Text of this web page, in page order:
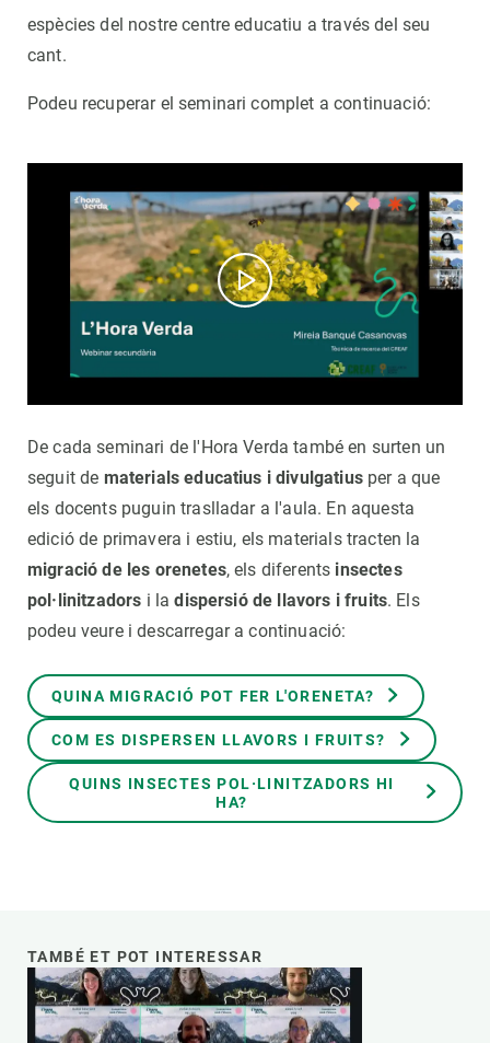
espècies del nostre centre educatiu a través del seu
cant.
Podeu recuperar el seminari complet a continuació:
De cada seminari de l'Hora Verda també en surten un
seguit de materials educatius i divulgatiusper a que
els docents puguin traslladar a l'aula. En aquesta
edició de primavera i estiu, els materials tracten la
migració de les orenetes, els diferents insectes
pol·linitzadors i ladispersió de llavors i fruits. Els
podeu veure i descarregar a continuació:
QUINA MIGRACIÓ POT FER L'ORENETA?
COM ES DISPERSEN LLAVORS I FRUITS?
QUINS INSECTES POL·LINITZADORS HI
HA?
TAMBÉ ET POT INTERESSAR